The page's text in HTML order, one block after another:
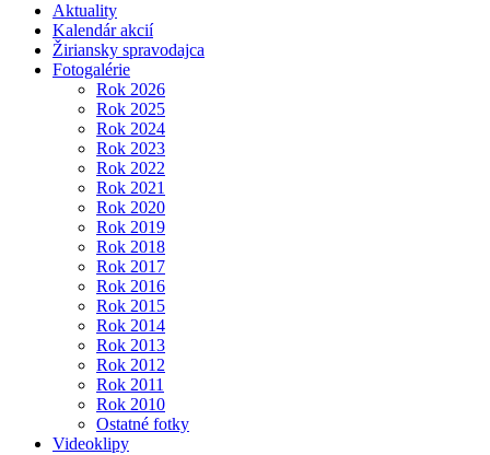
Aktuality
Kalendár akcií
Žiriansky spravodajca
Fotogalérie
Rok 2026
Rok 2025
Rok 2024
Rok 2023
Rok 2022
Rok 2021
Rok 2020
Rok 2019
Rok 2018
Rok 2017
Rok 2016
Rok 2015
Rok 2014
Rok 2013
Rok 2012
Rok 2011
Rok 2010
Ostatné fotky
Videoklipy